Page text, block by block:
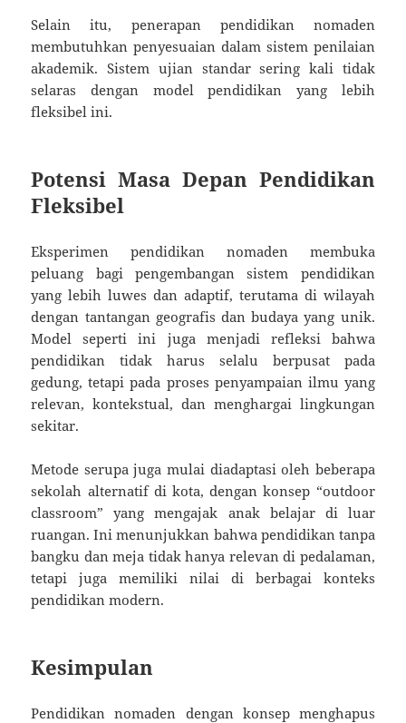
Selain itu, penerapan pendidikan nomaden
membutuhkan penyesuaian dalam sistem penilaian
akademik. Sistem ujian standar sering kali tidak
selaras dengan model pendidikan yang lebih
fleksibel ini.
Potensi Masa Depan Pendidikan
Fleksibel
Eksperimen pendidikan nomaden membuka
peluang bagi pengembangan sistem pendidikan
yang lebih luwes dan adaptif, terutama di wilayah
dengan tantangan geografis dan budaya yang unik.
Model seperti ini juga menjadi refleksi bahwa
pendidikan tidak harus selalu berpusat pada
gedung, tetapi pada proses penyampaian ilmu yang
relevan, kontekstual, dan menghargai lingkungan
sekitar.
Metode serupa juga mulai diadaptasi oleh beberapa
sekolah alternatif di kota, dengan konsep “outdoor
classroom” yang mengajak anak belajar di luar
ruangan. Ini menunjukkan bahwa pendidikan tanpa
bangku dan meja tidak hanya relevan di pedalaman,
tetapi juga memiliki nilai di berbagai konteks
pendidikan modern.
Kesimpulan
Pendidikan nomaden dengan konsep menghapus